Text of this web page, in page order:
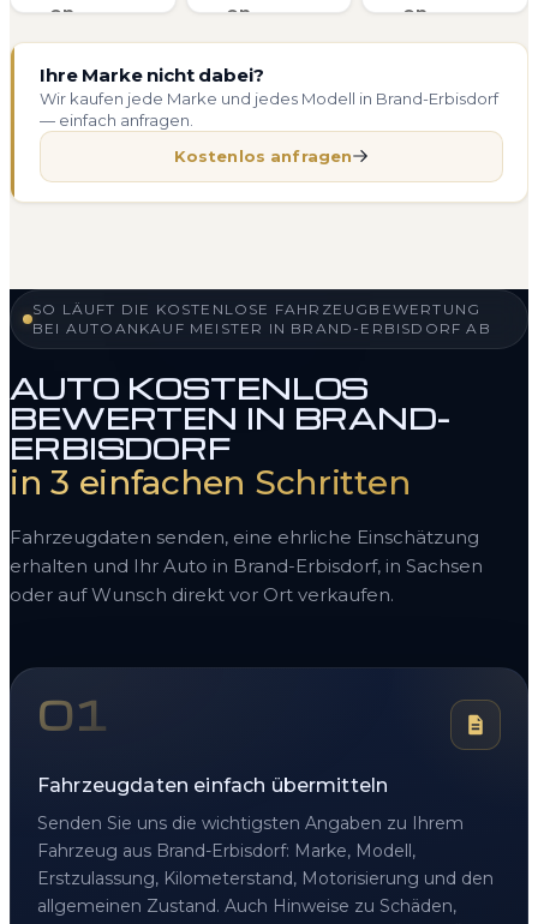
Ihre Marke nicht dabei?
Wir kaufen jede Marke und jedes Modell in Brand-Erbisdorf
— einfach anfragen.
Kostenlos anfragen
SO LÄUFT DIE KOSTENLOSE FAHRZEUGBEWERTUNG
BEI AUTOANKAUF MEISTER IN BRAND-ERBISDORF AB
AUTO KOSTENLOS
BEWERTEN IN BRAND-
ERBISDORF
in 3 einfachen Schritten
Fahrzeugdaten senden, eine ehrliche Einschätzung
erhalten und Ihr Auto in Brand-Erbisdorf, in Sachsen
oder auf Wunsch direkt vor Ort verkaufen.
01
Fahrzeugdaten einfach übermitteln
Senden Sie uns die wichtigsten Angaben zu Ihrem
Fahrzeug aus Brand-Erbisdorf: Marke, Modell,
Erstzulassung, Kilometerstand, Motorisierung und den
allgemeinen Zustand. Auch Hinweise zu Schäden,